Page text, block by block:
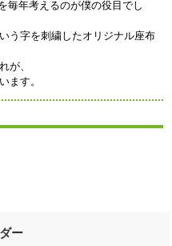
ー
毎年考えるのが僕の役目でし
う字を刺繍したオリジナル座布
が、
ます。